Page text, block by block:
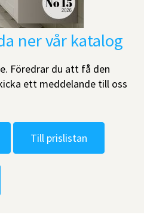
ner vår katalog
Föredrar du att få den
ett meddelande till oss
Till prislistan